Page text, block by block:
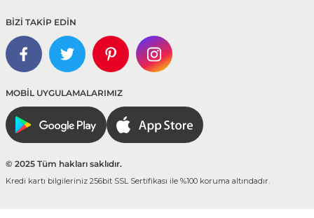
BİZİ TAKİP EDİN
MOBİL UYGULAMALARIMIZ
© 2025 Tüm hakları saklıdır.
Kredi kartı bilgileriniz 256bit SSL Sertifikası ile %100 koruma altındadır.